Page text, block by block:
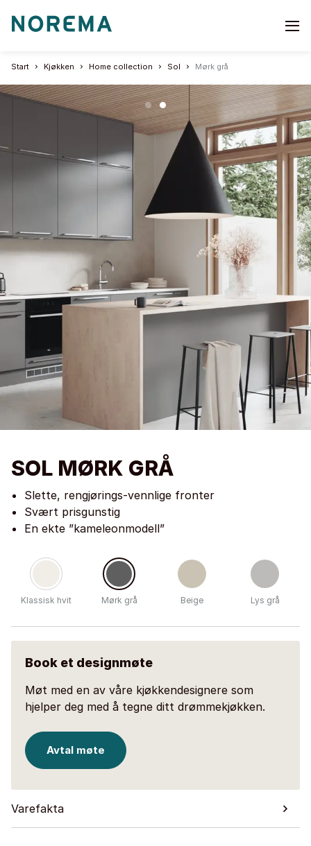
Go
page
Start Kjøkken Home collection Sol Mørk grå
SOL MØRK GRÅ
Slette, rengjørings-vennlige fronter
Svært prisgunstig
En ekte ”kameleonmodell”
Klassisk hvit Mørk grå Beige Lys grå
Book et designmøte
Møt med en av våre kjøkkendesignere som
hjelper deg med å tegne ditt drømmekjøkken.
Avtal møte
Varefakta